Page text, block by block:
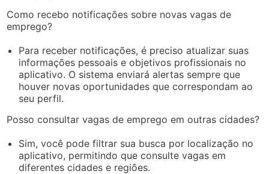
Como recebo notificações sobre novas vagas de
emprego?
Para receber notificações, é preciso atualizar suas
informações pessoais e objetivos profissionais no
aplicativo. O sistema enviará alertas sempre que
houver novas oportunidades que correspondam ao
seu perfil.
Posso consultar vagas de emprego em outras cidades?
Sim, você pode filtrar sua busca por localização no
aplicativo, permitindo que consulte vagas em
diferentes cidades e regiões.